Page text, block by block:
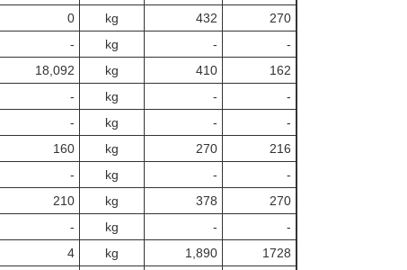
0 kg 432
270
‐ kg -
‐
18,092 kg 410
162
‐ kg -
‐
‐ kg -
‐
160 kg 270
216
‐ kg -
‐
210 kg 378
270
‐ kg -
‐
4 kg 1,890
1728